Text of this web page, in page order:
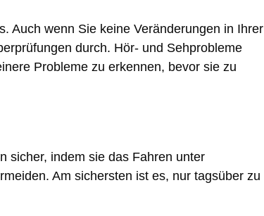
Auch wenn Sie keine Veränderungen in Ihrer
durch. Hör- und Sehprobleme
Probleme zu erkennen, bevor sie zu
sicher, indem sie das Fahren unter
Am sichersten ist es, nur tagsüber zu